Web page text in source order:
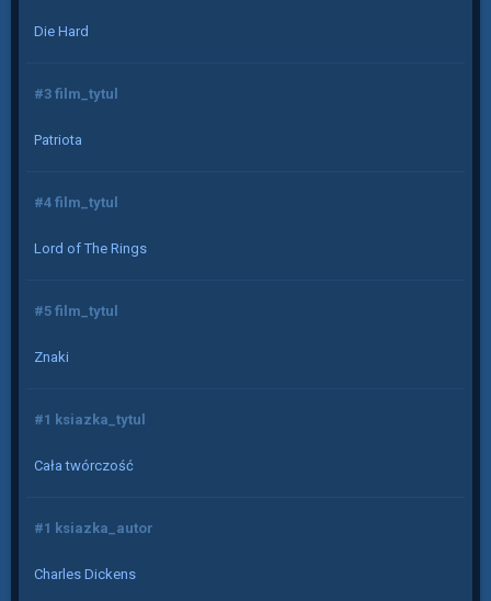
Die Hard
#3 film_tytul
Patriota
#4 film_tytul
Lord of The Rings
#5 film_tytul
Znaki
#1 ksiazka_tytul
Cała twórczość
#1 ksiazka_autor
Charles Dickens